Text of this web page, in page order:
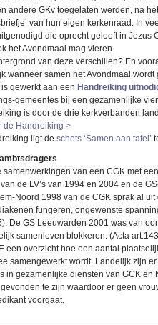
andere GKv toegelaten werden, na
van hun eigen kerkenraad. In
die oprecht gelooft in Jezus
het Avondmaal mag vieren.
van deze verschillen? En
wanneer samen het Avondmaal wordt
gewerkt aan een Handreiking
gemeentes bij een gezamenlijke
is door de drie kerkverbanden
de Handreiking >
ligt de schets ‘Samen aan tafel’
samenwerkingen van een CGK met
de LV’s van 1994 en 2004 en de
Noord 1998 van de CGK sprak al
fungeren, ongewenste
De GS Leeuwarden 2001 was van
samenleven blokkeren. (Acta
een overzicht hoe een aantal
samengewerkt wordt. Landelijk zijn
in gezamenlijke diensten van GCK en
te zijn waardoor er geen
voorgaat.